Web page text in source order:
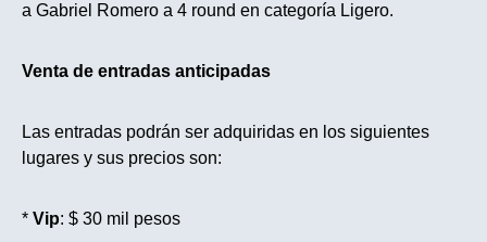
a Gabriel Romero a 4 round en categoría Ligero.
Venta de entradas anticipadas
Las entradas podrán ser adquiridas en los siguientes
lugares y sus precios son:
* Vip: $ 30 mil pesos